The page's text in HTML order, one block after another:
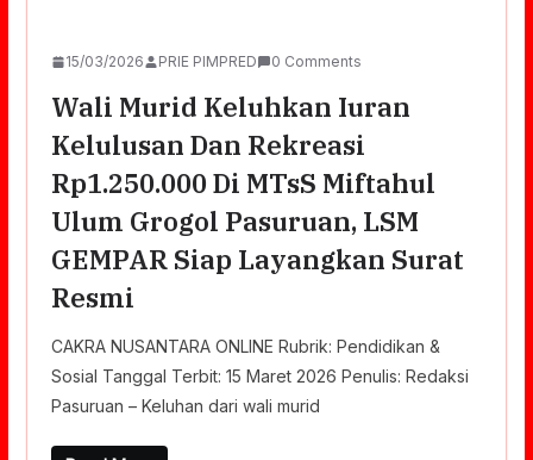
15/03/2026 PRIE PIMPRED 0 Comments
Wali Murid Keluhkan Iuran
Kelulusan Dan Rekreasi
Rp1.250.000 Di MTsS Miftahul
Ulum Grogol Pasuruan, LSM
GEMPAR Siap Layangkan Surat
Resmi
CAKRA NUSANTARA ONLINE Rubrik: Pendidikan &
Sosial Tanggal Terbit: 15 Maret 2026 Penulis: Redaksi
Pasuruan – Keluhan dari wali murid